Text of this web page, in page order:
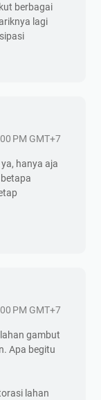
berbagai
lagi
PM GMT+7
hanya aja
PM GMT+7
gambut
Apa begitu
lahan